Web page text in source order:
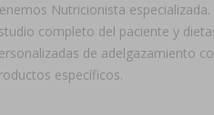
Nutricionista especializada.
completo del paciente y
de adelgazamiento
específicos.